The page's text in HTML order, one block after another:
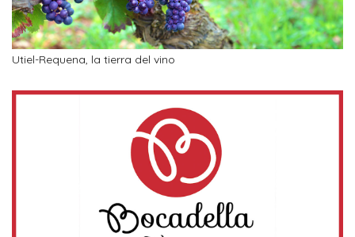
Utiel-Requena, la tierra del vino